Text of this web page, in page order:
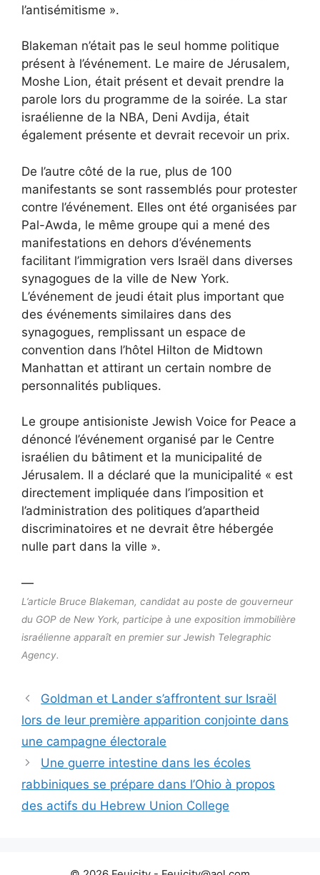
l’antisémitisme ».
Blakeman n’était pas le seul homme politique
présent à l’événement. Le maire de Jérusalem,
Moshe Lion, était présent et devait prendre la
parole lors du programme de la soirée. La star
israélienne de la NBA, Deni Avdija, était
également présente et devrait recevoir un prix.
De l’autre côté de la rue, plus de 100
manifestants se sont rassemblés pour protester
contre l’événement. Elles ont été organisées par
Pal-Awda, le même groupe qui a mené des
manifestations en dehors d’événements
facilitant l’immigration vers Israël dans diverses
synagogues de la ville de New York.
L’événement de jeudi était plus important que
des événements similaires dans des
synagogues, remplissant un espace de
convention dans l’hôtel Hilton de Midtown
Manhattan et attirant un certain nombre de
personnalités publiques.
Le groupe antisioniste Jewish Voice for Peace a
dénoncé l’événement organisé par le Centre
israélien du bâtiment et la municipalité de
Jérusalem. Il a déclaré que la municipalité « est
directement impliquée dans l’imposition et
l’administration des politiques d’apartheid
discriminatoires et ne devrait être hébergée
nulle part dans la ville ».
—
L’article Bruce Blakeman, candidat au poste de gouverneur
du GOP de New York, participe à une exposition immobilière
israélienne apparaît en premier sur Jewish Telegraphic
Agency.
Goldman et Lander s’affrontent sur Israël
lors de leur première apparition conjointe dans
une campagne électorale
Une guerre intestine dans les écoles
rabbiniques se prépare dans l’Ohio à propos
des actifs du Hebrew Union College